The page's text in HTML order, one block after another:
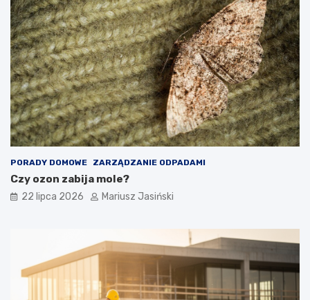
PORADY DOMOWE ZARZĄDZANIE ODPADAMI
Czy ozon zabija mole?
22 lipca 2026 Mariusz Jasiński